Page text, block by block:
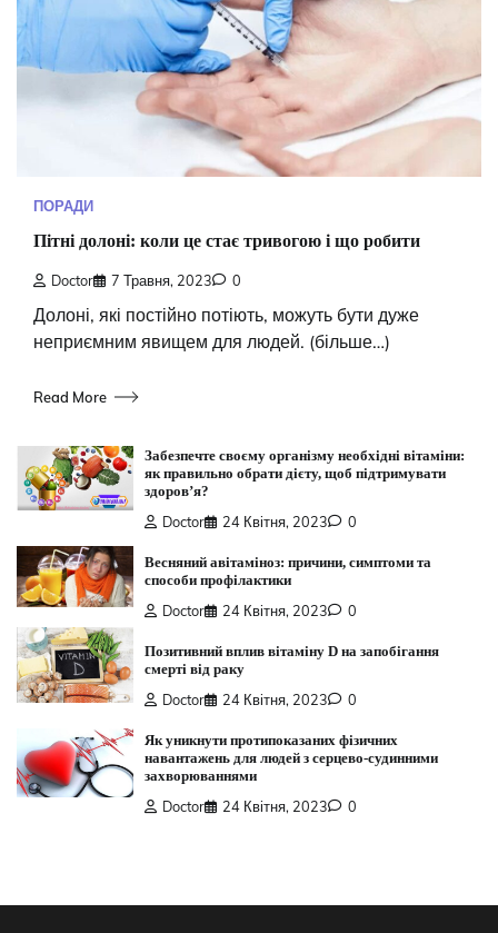
ПОРАДИ
Пітні долоні: коли це стає тривогою і що робити
Doctor 7 Травня, 2023 0
Долоні, які постійно потіють, можуть бути дуже
неприємним явищем для людей. (більше…)
Read More
Забезпечте своєму організму необхідні вітаміни:
як правильно обрати дієту, щоб підтримувати
здоров’я?
Doctor 24 Квітня, 2023 0
Весняний авітаміноз: причини, симптоми та
способи профілактики
Doctor 24 Квітня, 2023 0
Позитивний вплив вітаміну D на запобігання
смерті від раку
Doctor 24 Квітня, 2023 0
Як уникнути протипоказаних фізичних
навантажень для людей з серцево-судинними
захворюваннями
Doctor 24 Квітня, 2023 0